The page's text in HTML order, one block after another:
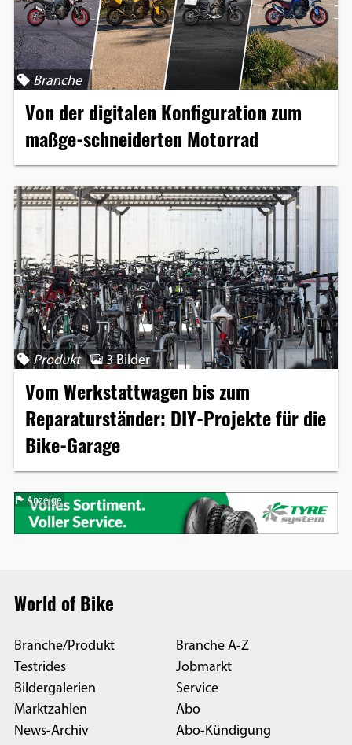
Branche
Von der digitalen Konfiguration zum
maßge-schneiderten Motorrad
Produkt 3 Bilder
Vom Werkstattwagen bis zum
Reparaturständer: DIY-Projekte für die
Bike-Garage
Anzeige
World of Bike
Branche/Produkt
Testrides
Bildergalerien
Marktzahlen
News-Archiv
Branche A-Z
Jobmarkt
Service
Abo
Abo-Kündigung